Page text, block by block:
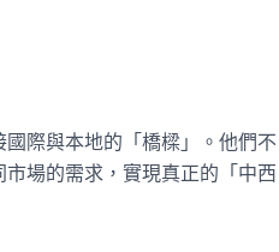
際與本地的「橋樑」。他們不
場的需求，實現真正的「中西